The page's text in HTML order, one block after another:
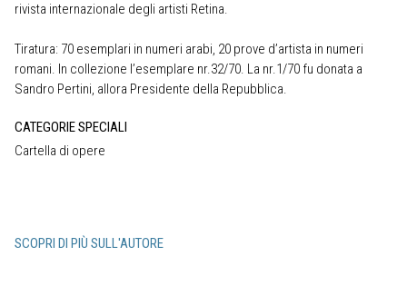
rivista internazionale degli artisti Retina.
Tiratura: 70 esemplari in numeri arabi, 20 prove d’artista in numeri
romani. In collezione l’esemplare nr.32/70. La nr.1/70 fu donata a
Sandro Pertini, allora Presidente della Repubblica.
CATEGORIE SPECIALI
Cartella di opere
SCOPRI DI PIÙ SULL'AUTORE